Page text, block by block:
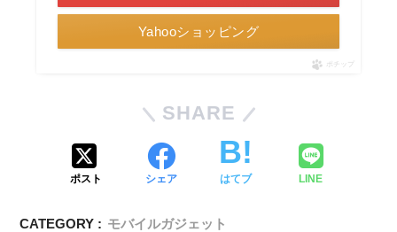
Yahooショッピング
ポチップ
SHARE
ポスト シェア はてブ LINE
CATEGORY : モバイルガジェット